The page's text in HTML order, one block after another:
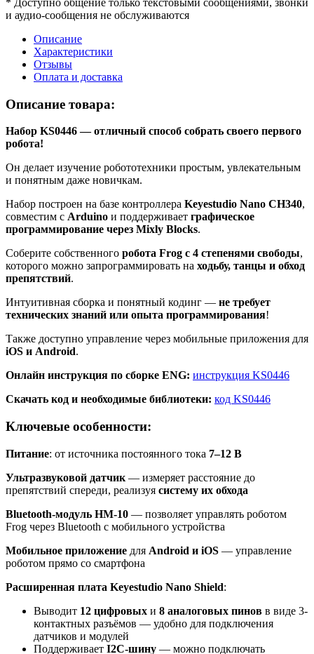
и аудио-сообщения не обслуживаются
Описание
Характеристики
Отзывы
Оплата и доставка
Описание товара:
Набор KS0446 — отличный способ собрать своего первого
робота!
Он делает изучение робототехники простым, увлекательным
и понятным даже новичкам.
Набор построен на базе контроллера Keyestudio Nano CH340,
совместим с Arduino и поддерживает графическое
программирование через Mixly Blocks.
Соберите собственного робота Frog с 4 степенями свободы,
которого можно запрограммировать на ходьбу, танцы и обход
препятствий.
Интуитивная сборка и понятный кодинг — не требует
технических знаний или опыта программирования!
Также доступно управление через мобильные приложения для
iOS и Android.
Онлайн инструкция по сборке ENG: инструкция KS0446
Cкачать код и необходимые библиотеки: код KS0446
Ключевые особенности:
Питание: от источника постоянного тока 7–12 В
Ультразвуковой датчик — измеряет расстояние до
препятствий спереди, реализуя систему их обхода
Bluetooth-модуль HM-10 — позволяет управлять роботом
Frog через Bluetooth с мобильного устройства
Мобильное приложение для Android и iOS — управление
роботом прямо со смартфона
Расширенная плата Keyestudio Nano Shield:
Выводит 12 цифровых и 8 аналоговых пинов в виде 3-
контактных разъёмов — удобно для подключения
датчиков и модулей
Поддерживает I2C-шину — можно подключать